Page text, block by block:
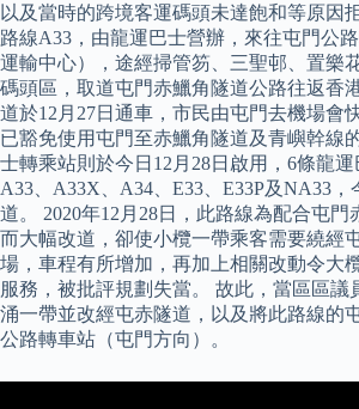
以及當時的跨境客運碼頭未達飽和等原因
路線A33，由龍運巴士營辦，來往屯門公
運輸中心），途經掃管笏、三聖邨、置樂
碼頭區，取道屯門赤鱲角隧道公路往返香
道於12月27日通車，市民由屯門去機場會
已豁免使用屯門至赤鱲角隧道及青嶼幹線
士轉乘站則於今日12月28日啟用，6條龍
A33、A33X、A34、E33、E33P及NA33
道。 2020年12月28日，此路線為配合屯
而大幅改道，卻使小欖一帶乘客需要繞經
場，車程有所增加，再加上相關改動令大
服務，被批評規劃失當。 故此，當區區議
涌一帶並改經屯赤隧道，以及將此路線的
公路轉車站（屯門方向）。